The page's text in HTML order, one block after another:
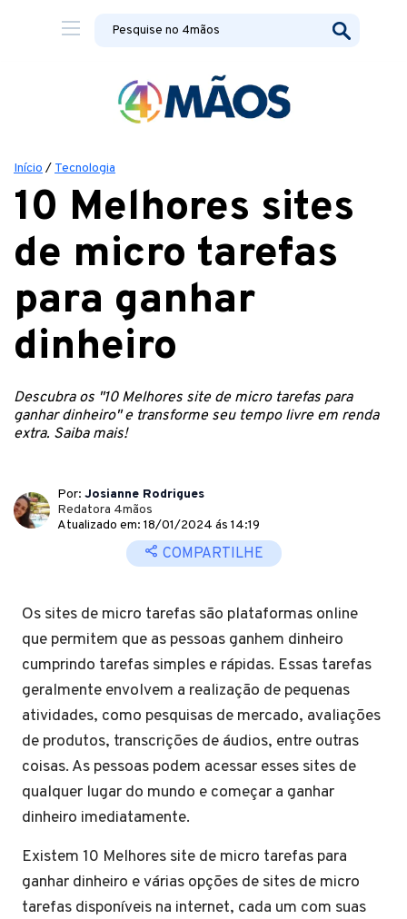
Início / Tecnologia
10 Melhores sites
de micro tarefas
para ganhar
dinheiro
Descubra os "10 Melhores site de micro tarefas para
ganhar dinheiro" e transforme seu tempo livre em renda
extra. Saiba mais!
Por: Josianne Rodrigues
Redatora 4mãos
Atualizado em: 18/01/2024 ás 14:19
COMPARTILHE
Os sites de micro tarefas são plataformas online
que permitem que as pessoas ganhem dinheiro
cumprindo tarefas simples e rápidas. Essas tarefas
geralmente envolvem a realização de pequenas
atividades, como pesquisas de mercado, avaliações
de produtos, transcrições de áudios, entre outras
coisas. As pessoas podem acessar esses sites de
qualquer lugar do mundo e começar a ganhar
dinheiro imediatamente.
Existem 10 Melhores site de micro tarefas para
ganhar dinheiro e várias opções de sites de micro
tarefas disponíveis na internet, cada um com suas